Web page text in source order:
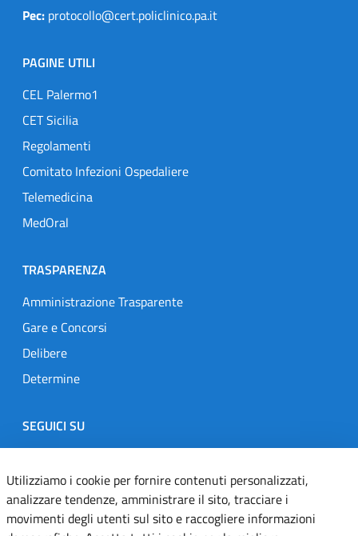
Pec: protocollo@cert.policlinico.pa.it
PAGINE UTILI
CEL Palermo1
CET Sicilia
Regolamenti
Comitato Infezioni Ospedaliere
Telemedicina
MedOral
TRASPARENZA
Amministrazione Trasparente
Gare e Concorsi
Delibere
Determine
SEGUICI SU
Designers Italia
TwitterInstagramYoutubeLinkedin
Utilizziamo i cookie per fornire contenuti personalizzati,
analizzare tendenze, amministrare il sito, tracciare i
movimenti degli utenti sul sito e raccogliere informazioni